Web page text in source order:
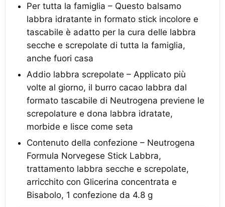
Per tutta la famiglia – Questo balsamo
labbra idratante in formato stick incolore e
tascabile è adatto per la cura delle labbra
secche e screpolate di tutta la famiglia,
anche fuori casa
Addio labbra screpolate – Applicato più
volte al giorno, il burro cacao labbra dal
formato tascabile di Neutrogena previene le
screpolature e dona labbra idratate,
morbide e lisce come seta
Contenuto della confezione – Neutrogena
Formula Norvegese Stick Labbra,
trattamento labbra secche e screpolate,
arricchito con Glicerina concentrata e
Bisabolo, 1 confezione da 4.8 g